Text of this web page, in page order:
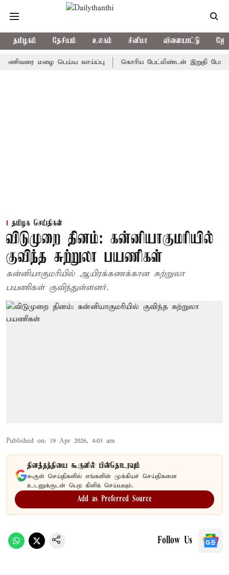
தமிழகம் தேசியம் உலகம் சினிமா விளையாட்டு
மழை பெய்ய வாய்ப்பு கொரிய பேட்மிண்டன் இறுதி போட்டி;
தமிழக செய்திகள்
விடுமுறை தினம்: கன்னியாகுமரியில்
குவிந்த சுற்றுலா பயணிகள்
கன்னியாகுமரியில் ஆயிரக்கணக்கான சுற்றுலா
பயணிகள் குவிந்துள்ளனர்.
Published on: 19 Apr 2026, 4:03 am
தினத்தந்தியை கூகுளில் பின்தொடரவும்
கூகுள் செய்திகளில் எங்களின் முக்கியச் செய்திகளை
உடனுக்குடன் பெற கிளிக் செய்யவும்.
Add as Preferred Source
Follow Us